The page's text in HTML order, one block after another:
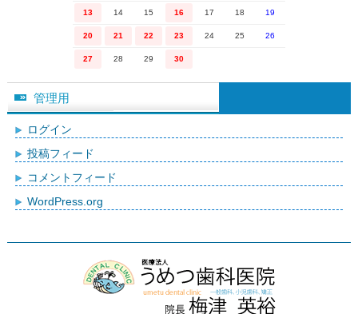
13 14 15 16 17 18 19
20 21 22 23 24 25 26
27 28 29 30
管理用
ログイン
投稿フィード
コメントフィード
WordPress.org